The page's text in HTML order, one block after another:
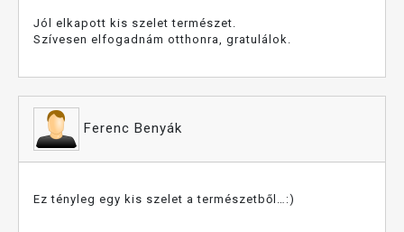
Jól elkapott kis szelet természet.
Szívesen elfogadnám otthonra, gratulálok.
Ferenc Benyák
Ez tényleg egy kis szelet a természetből…:)